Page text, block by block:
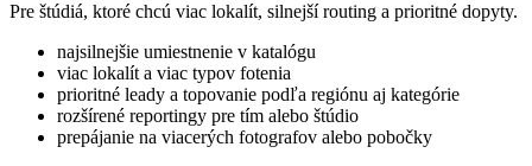
Pre štúdiá, ktoré chcú viac lokalít, silnejší routing a prioritné dopyty.
najsilnejšie umiestnenie v katalógu
viac lokalít a viac typov fotenia
prioritné leady a topovanie podľa regiónu aj kategórie
rozšírené reportingy pre tím alebo štúdio
prepájanie na viacerých fotografov alebo pobočky